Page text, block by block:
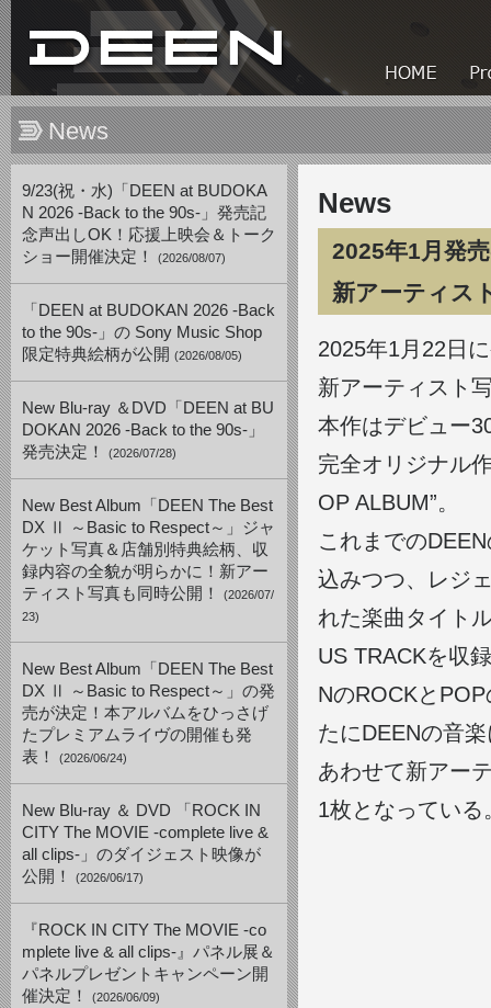
News
9/23(祝・水)「DEEN at BUDOKA
N 2026 -Back to the 90s-」発売記
念声出しOK！応援上映会＆トーク
ショー開催決定！
(2026/08/07)
「DEEN at BUDOKAN 2026 -Back
to the 90s-」の Sony Music Shop
限定特典絵柄が公開 (2026/08/05)
New Blu-ray ＆DVD「DEEN at BU
DOKAN 2026 -Back to the 90s-」
発売決定！
(2026/07/28)
New Best Album「DEEN The Best
DX Ⅱ ～Basic to Respect～」ジャ
ケット写真＆店舗別特典絵柄、収
録内容の全貌が明らかに！新アー
ティスト写真も同時公開！
(2026/07/
23)
New Best Album「DEEN The Best
DX Ⅱ ～Basic to Respect～」の発
売が決定！本アルバムをひっさげ
たプレミアムライヴの開催も発
表！
(2026/06/24)
New Blu-ray ＆ DVD 「ROCK IN
CITY The MOVIE -complete live &
all clips-」のダイジェスト映像が
公開！
(2026/06/17)
『ROCK IN CITY The MOVIE -co
mplete live & all clips-』パネル展＆
パネルプレゼントキャンペーン開
催決定！
(2026/06/09)
News
2025年1月発
新アーティス
2025年1月22日
新アーティスト
本作はデビュー
完全オリジナル
OP ALBUM”。
これまでの
込みつつ、レジ
れた楽曲タイト
US TRACKを収
NのROCKと
たにDEENの音
あわせて新アー
1枚となっている